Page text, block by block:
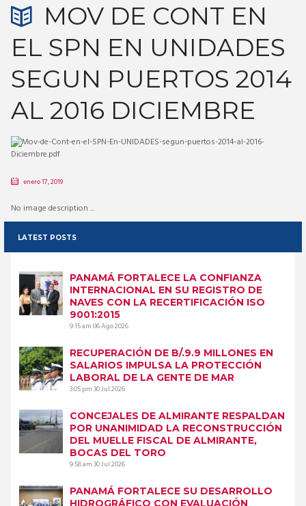
MOV DE CONT EN
EL SPN EN UNIDADES
SEGUN PUERTOS 2014
AL 2016 DICIEMBRE
enero 17, 2019
No image description ...
LATEST POSTS
PANAMÁ FORTALECE LA CONFIANZA
INTERNACIONAL EN SU REGISTRO DE
NAVES CON LA RECERTIFICACIÓN ISO
9001:2015
9:15 am06 Ago 2026
RECUPERACIÓN DE B/.9.9 MILLONES EN
SALARIOS IMPULSA LA PROTECCIÓN
LABORAL DE LA GENTE DE MAR
3:05 pm30 Jul 2026
CONCEJALES DE ALMIRANTE RESPALDAN
POR UNANIMIDAD LA RECONSTRUCCIÓN
DEL MUELLE FISCAL DE ALMIRANTE,
BOCAS DEL TORO
9:58 am30 Jul 2026
PANAMÁ FORTALECE SU DESARROLLO
HIDROGRÁFICO CON EVALUACIÓN